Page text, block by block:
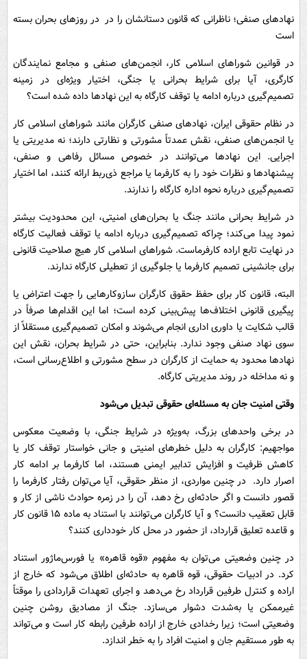
نهادهای صنفی؛ ناظرانی که قانون دستانشان را در در روزهای بحران بسته
است
در قوانین شوراهای اسلامی کار، انجمن‌های صنفی و مجامع نمایندگان
کارگری، آیا برای شرایط بحرانی یا جنگی، اختیار ویژه‌ای در زمینه
تصمیم‌گیری درباره ادامه یا توقف کارگاه به این نهادها داده شده است؟
در نظام حقوقی ایران، نهادهای صنفی کارگران مانند شوراهای اسلامی کار
یا انجمن‌های صنفی، نقش عمدتاً مشورتی و نظارتی دارند؛ نه مدیریتی یا
اجرایی. این نهادها می‌توانند در خصوص مسائل رفاهی و صنفی،
پیشنهادها و نظرات خود را به کارفرما یا مراجع ذی‌ربط ارائه کنند، اما اختیار
تصمیم‌گیری درباره نحوه اداره کارگاه را ندارند.
در شرایط بحرانی مانند جنگ یا بحران‌های امنیتی، این محدودیت بیشتر
نمود پیدا می‌کند؛ چراکه تصمیم‌گیری درباره ادامه یا توقف فعالیت کارگاه
در نهایت تابع اراده کارفرماست. شوراهای اسلامی کار هیچ صلاحیت قانونی
برای جانشینی تصمیم کارفرما یا جلوگیری از تعطیلی کارگاه ندارند.
البته، قانون کار برای حفظ حقوق کارگران سازوکارهایی را جهت اعتراض یا
پیگیری قانونی اختلاف‌ها پیش‌بینی کرده است؛ اما این اقدام‌ها صرفاً در
قالب شکایت یا داوری اداری انجام می‌شوند و امکان تصمیم‌گیری مستقلاً از
سوی نهاد صنفی وجود ندارد. بنابراین، حتی در شرایط بحران، نقش این
نهادها محدود به حمایت از کارگران در سطح مشورتی و اطلاع‌رسانی است،
و نه مداخله در روند مدیریتی کارگاه.
وقتی امنیت جان به مسئله‌ای حقوقی تبدیل می‌شود
در برخی واحدهای بزرگ، به‌ویژه در شرایط جنگی، با وضعیت معکوس
مواجهیم: کارگران به دلیل خطرهای امنیتی و جانی خواستار توقف کار یا
کاهش ظرفیت و افزایش تدابیر ایمنی هستند، اما کارفرما بر ادامه کار
اصرار دارد. در چنین مواردی، از منظر حقوقی، آیا می‌توان رفتار کارفرما را
قصور دانست و اگر حادثه‌ای رخ دهد، آن را در زمره حوادث ناشی از کار و
قابل تعقیب دانست؟ و آیا کارگران می‌توانند با استناد به ماده ۱۵ قانون کار
و قاعده تعلیق قرارداد، از حضور در محل کار خودداری کنند؟
در چنین وضعیتی می‌توان به مفهوم «قوه قاهره» یا فورس‌ماژور استناد
کرد. در ادبیات حقوقی، قوه قاهره به حادثه‌ای اطلاق می‌شود که خارج از
اراده و کنترل طرفین قرارداد رخ می‌دهد و اجرای تعهدات قراردادی را موقتاً
غیرممکن یا به‌شدت دشوار می‌سازد. جنگ از مصادیق روشن چنین
وضعیتی است؛ زیرا رخدادی خارج از اراده طرفین رابطه کار است و می‌تواند
به طور مستقیم جان و امنیت افراد را به خطر اندازد.